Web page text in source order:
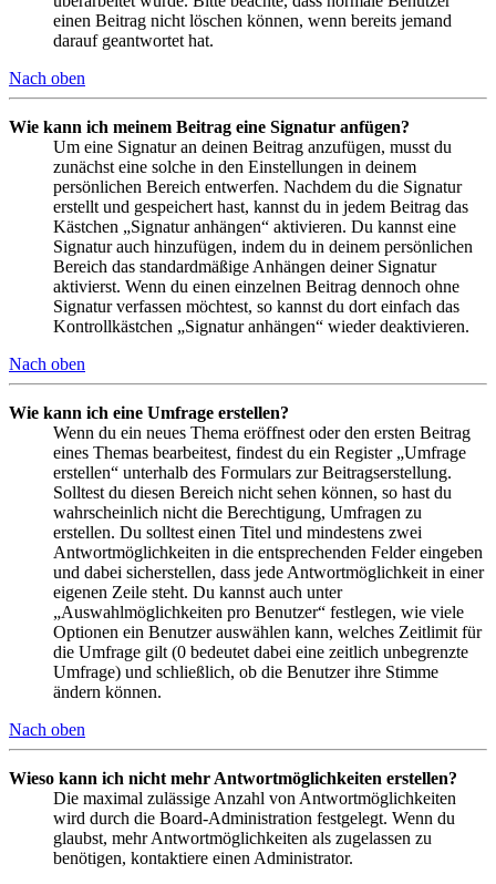
einen Beitrag nicht löschen können, wenn bereits jemand
darauf geantwortet hat.
Nach oben
Wie kann ich meinem Beitrag eine Signatur anfügen?
Um eine Signatur an deinen Beitrag anzufügen, musst du
zunächst eine solche in den Einstellungen in deinem
persönlichen Bereich entwerfen. Nachdem du die Signatur
erstellt und gespeichert hast, kannst du in jedem Beitrag das
Kästchen „Signatur anhängen“ aktivieren. Du kannst eine
Signatur auch hinzufügen, indem du in deinem persönlichen
Bereich das standardmäßige Anhängen deiner Signatur
aktivierst. Wenn du einen einzelnen Beitrag dennoch ohne
Signatur verfassen möchtest, so kannst du dort einfach das
Kontrollkästchen „Signatur anhängen“ wieder deaktivieren.
Nach oben
Wie kann ich eine Umfrage erstellen?
Wenn du ein neues Thema eröffnest oder den ersten Beitrag
eines Themas bearbeitest, findest du ein Register „Umfrage
erstellen“ unterhalb des Formulars zur Beitragserstellung.
Solltest du diesen Bereich nicht sehen können, so hast du
wahrscheinlich nicht die Berechtigung, Umfragen zu
erstellen. Du solltest einen Titel und mindestens zwei
Antwortmöglichkeiten in die entsprechenden Felder eingeben
und dabei sicherstellen, dass jede Antwortmöglichkeit in einer
eigenen Zeile steht. Du kannst auch unter
„Auswahlmöglichkeiten pro Benutzer“ festlegen, wie viele
Optionen ein Benutzer auswählen kann, welches Zeitlimit für
die Umfrage gilt (0 bedeutet dabei eine zeitlich unbegrenzte
Umfrage) und schließlich, ob die Benutzer ihre Stimme
ändern können.
Nach oben
Wieso kann ich nicht mehr Antwortmöglichkeiten erstellen?
Die maximal zulässige Anzahl von Antwortmöglichkeiten
wird durch die Board-Administration festgelegt. Wenn du
glaubst, mehr Antwortmöglichkeiten als zugelassen zu
benötigen, kontaktiere einen Administrator.